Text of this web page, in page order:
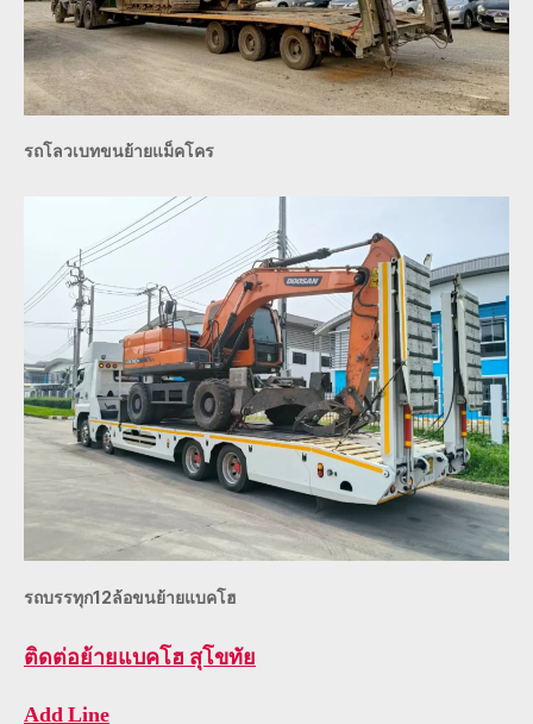
รถโลวเบทขนย้ายแม็คโคร
รถบรรทุก12ล้อขนย้ายแบคโฮ
ติดต่อย้ายแบคโฮ สุโขทัย
Add Line